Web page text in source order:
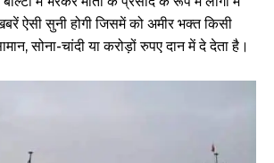
ऐसी सुनी होगी जिसमें को अमीर भक्त किसी
सोना-चांदी या करोड़ों रुपए दान में दे देता है।